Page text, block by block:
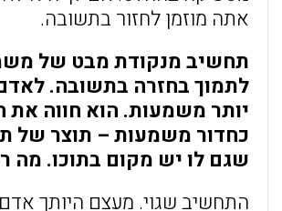
אתה מוזמן לחזור בתשובה.
תחשיב מנקודת מבט של
לתמוך בחזרה בתשובה.
יותר משמעות. הוא חווה את
כחדור משמעות – תוצר של
שגם לו יש מקום בתוכו. מה
התחשיב שגוי. מעצם היותך